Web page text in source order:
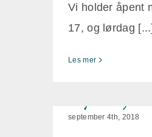
Vi holder åpent
17, og lørdag
Les mer
september 4th, 2018